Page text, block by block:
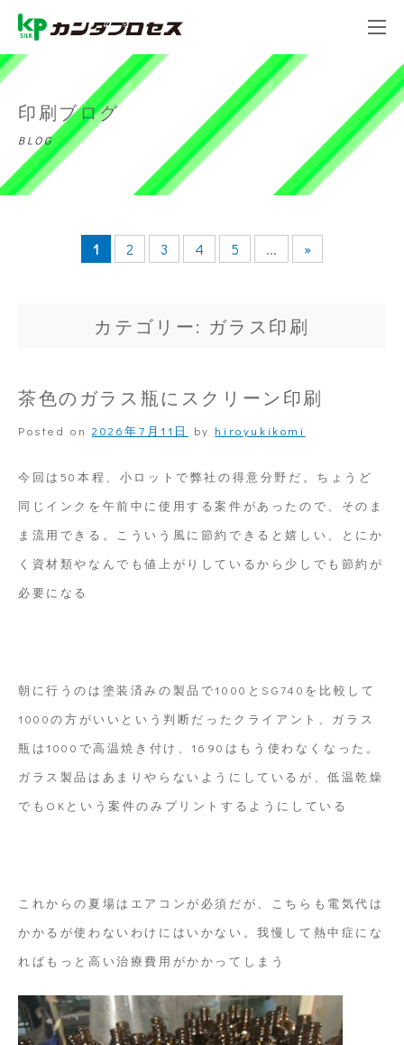
印刷ブログ
BLOG
1 2 3 4 5 ... »
カテゴリー: ガラス印刷
茶色のガラス瓶にスクリーン印刷
Posted on 2026年7月11日 by hiroyukikomi
今回は50本程、小ロットで弊社の得意分野だ。ちょうど
同じインクを午前中に使用する案件があったので、そのま
ま流用できる。こういう風に節約できると嬉しい、とにか
く資材類やなんでも値上がりしているから少しでも節約が
必要になる
朝に行うのは塗装済みの製品で1000とSG740を比較して
1000の方がいいという判断だったクライアント、ガラス
瓶は1000で高温焼き付け、1690はもう使わなくなった。
ガラス製品はあまりやらないようにしているが、低温乾燥
でもOKという案件のみプリントするようにしている
これからの夏場はエアコンが必須だが、こちらも電気代は
かかるが使わないわけにはいかない。我慢して熱中症にな
ればもっと高い治療費用がかかってしまう